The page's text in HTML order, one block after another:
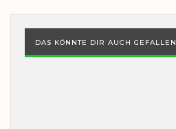
DAS KÖNNTE DIR AUCH GEFALLEN